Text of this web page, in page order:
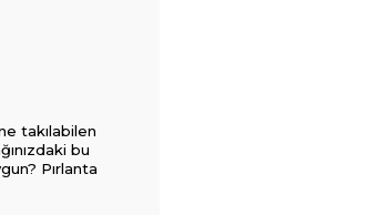
takılabilen
bu
Pırlanta